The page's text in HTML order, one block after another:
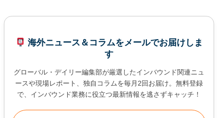
海外ニュース＆コラムをメールでお届けしま
す
グローバル・デイリー編集部が厳選したインバウンド関連ニュ
ースや現場レポート、独自コラムを毎月2回お届け。無料登録
で、インバウンド業務に役立つ最新情報を逃さずキャッチ！